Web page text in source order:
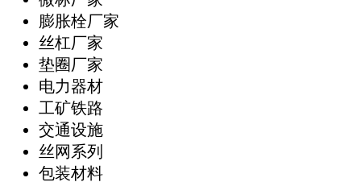
膨胀栓厂家
丝杠厂家
垫圈厂家
电力器材
工矿铁路
交通设施
丝网系列
包装材料